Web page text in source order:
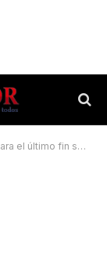
semana largo del año